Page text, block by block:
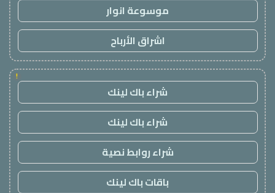
موسوعة انوار
اشراق الأرباح
!
شراء باك لينك
شراء باك لينك
شراء روابط نصية
باقات باك لينك